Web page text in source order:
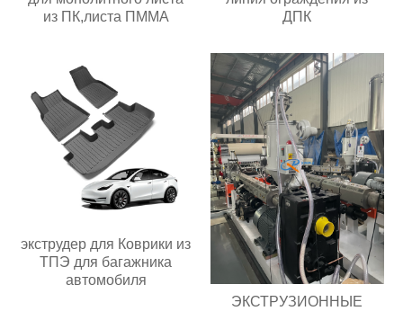
из ПК,листа ПММА
ДПК
экструдер для Коврики из
ТПЭ для багажника
автомобиля
ЭКСТРУЗИОННЫЕ